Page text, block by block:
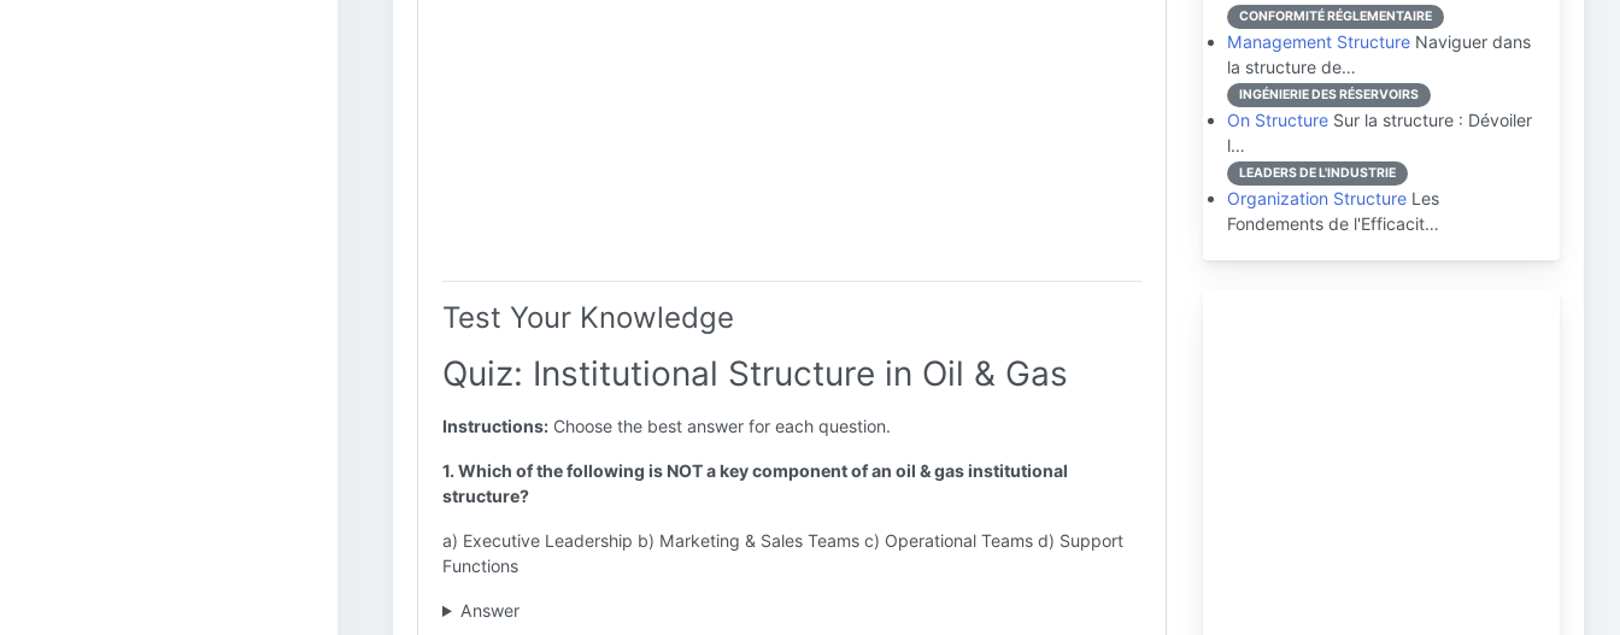
Test Your Knowledge
Quiz: Institutional Structure in Oil & Gas
Instructions: Choose the best answer for each question.
1. Which of the following is NOT a key component of an oil & gas institutional
structure?
a) Executive Leadership b) Marketing & Sales Teams c) Operational Teams d) Support
Functions
Answer
CONFORMITÉ RÉGLEMENTAIRE
Management Structure Naviguer dans
la structure de…
INGÉNIERIE DES RÉSERVOIRS
On Structure Sur la structure : Dévoiler
l…
LEADERS DE L'INDUSTRIE
Organization Structure Les
Fondements de l'Efficacit…